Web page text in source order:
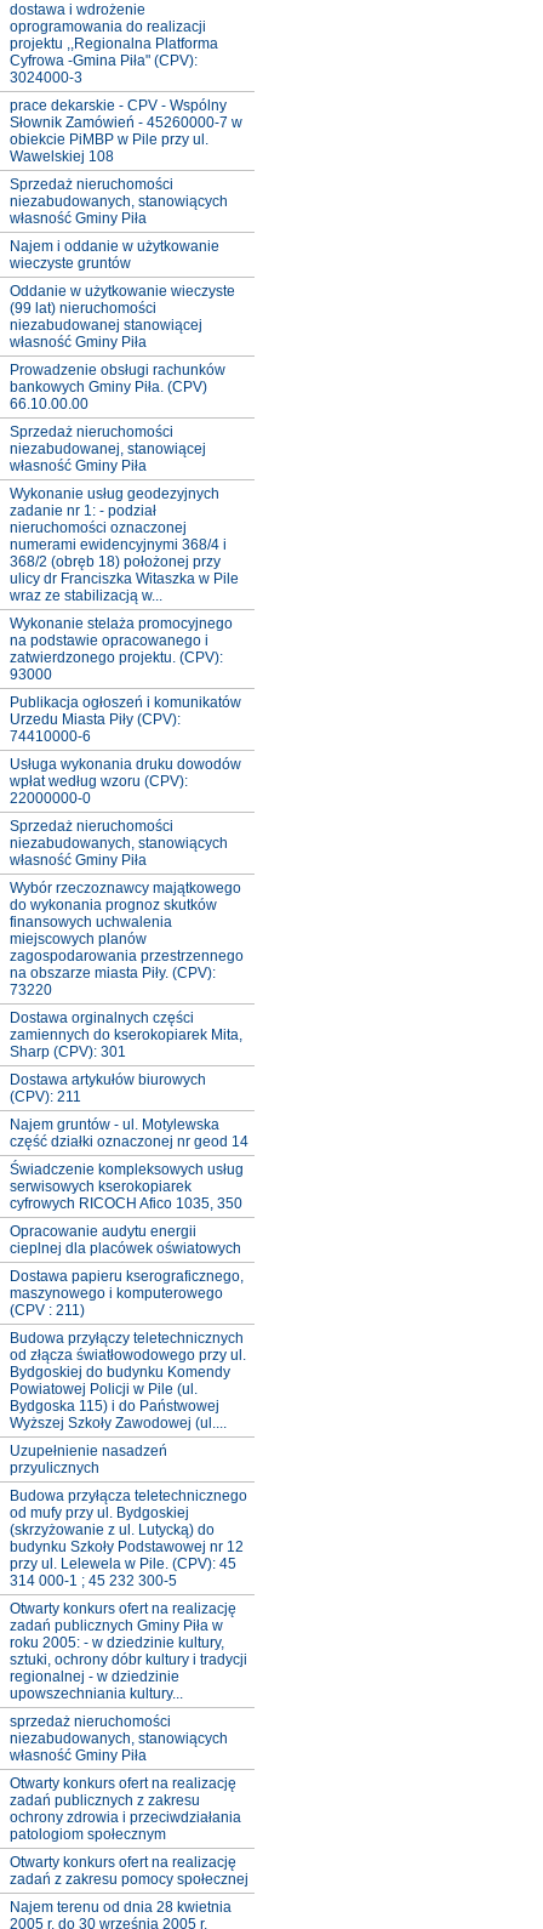
dostawa i wdrożenie
oprogramowania do realizacji
projektu ,,Regionalna Platforma
Cyfrowa -Gmina Piła" (CPV):
3024000-3
prace dekarskie - CPV - Wspólny
Słownik Zamówień - 45260000-7 w
obiekcie PiMBP w Pile przy ul.
Wawelskiej 108
Sprzedaż nieruchomości
niezabudowanych, stanowiących
własność Gminy Piła
Najem i oddanie w użytkowanie
wieczyste gruntów
Oddanie w użytkowanie wieczyste
(99 lat) nieruchomości
niezabudowanej stanowiącej
własność Gminy Piła
Prowadzenie obsługi rachunków
bankowych Gminy Piła. (CPV)
66.10.00.00
Sprzedaż nieruchomości
niezabudowanej, stanowiącej
własność Gminy Piła
Wykonanie usług geodezyjnych
zadanie nr 1: - podział
nieruchomości oznaczonej
numerami ewidencyjnymi 368/4 i
368/2 (obręb 18) położonej przy
ulicy dr Franciszka Witaszka w Pile
wraz ze stabilizacją w...
Wykonanie stelaża promocyjnego
na podstawie opracowanego i
zatwierdzonego projektu. (CPV):
93000
Publikacja ogłoszeń i komunikatów
Urzedu Miasta Piły (CPV):
74410000-6
Usługa wykonania druku dowodów
wpłat według wzoru (CPV):
22000000-0
Sprzedaż nieruchomości
niezabudowanych, stanowiących
własność Gminy Piła
Wybór rzeczoznawcy majątkowego
do wykonania prognoz skutków
finansowych uchwalenia
miejscowych planów
zagospodarowania przestrzennego
na obszarze miasta Piły. (CPV):
73220
Dostawa orginalnych części
zamiennych do kserokopiarek Mita,
Sharp (CPV): 301
Dostawa artykułów biurowych
(CPV): 211
Najem gruntów - ul. Motylewska
część działki oznaczonej nr geod 14
Świadczenie kompleksowych usług
serwisowych kserokopiarek
cyfrowych RICOCH Afico 1035, 350
Opracowanie audytu energii
cieplnej dla placówek oświatowych
Dostawa papieru kserograficznego,
maszynowego i komputerowego
(CPV : 211)
Budowa przyłączy teletechnicznych
od złącza światłowodowego przy ul.
Bydgoskiej do budynku Komendy
Powiatowej Policji w Pile (ul.
Bydgoska 115) i do Państwowej
Wyższej Szkoły Zawodowej (ul....
Uzupełnienie nasadzeń
przyulicznych
Budowa przyłącza teletechnicznego
od mufy przy ul. Bydgoskiej
(skrzyżowanie z ul. Lutycką) do
budynku Szkoły Podstawowej nr 12
przy ul. Lelewela w Pile. (CPV): 45
314 000-1 ; 45 232 300-5
Otwarty konkurs ofert na realizację
zadań publicznych Gminy Piła w
roku 2005: - w dziedzinie kultury,
sztuki, ochrony dóbr kultury i tradycji
regionalnej - w dziedzinie
upowszechniania kultury...
sprzedaż nieruchomości
niezabudowanych, stanowiących
własność Gminy Piła
Otwarty konkurs ofert na realizację
zadań publicznych z zakresu
ochrony zdrowia i przeciwdziałania
patologiom społecznym
Otwarty konkurs ofert na realizację
zadań z zakresu pomocy społecznej
Najem terenu od dnia 28 kwietnia
2005 r. do 30 września 2005 r.